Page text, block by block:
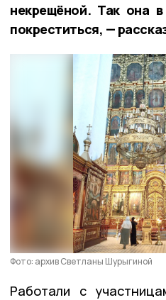
некрещёной. Так она
покреститься, —
Фото: архив Светланы Шурыгиной
Работали с